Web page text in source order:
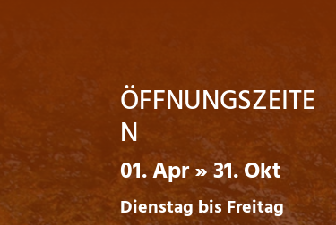
ÖFFNUNGSZEITE
N
01. Apr » 31. Okt
Dienstag bis Freitag